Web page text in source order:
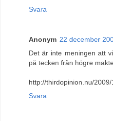
Svara
Anonym 22 december
Det är inte meningen att
på tecken från högre
http://thirdopinion.nu/
Svara